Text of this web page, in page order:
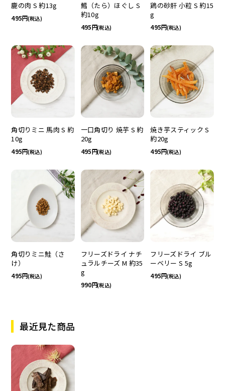
鹿の肉 S 約13g
495 (税込)
鱈（たら）ほぐし S
約10g
495 (税込)
鶏の砂肝 小粒 S 約15
g
495 (税込)
角切りミニ 馬肉 S 約
10g
495 (税込)
一口角切り 焼芋 S 約
20g
495 (税込)
焼き芋スティック S
約20g
495 (税込)
角切りミニ鮭（さ
け）
495 (税込)
フリーズドライ ナチ
ュラルチーズ M 約35
g
990 (税込)
フリーズドライ ブル
ーベリー S 5g
495 (税込)
最近見た商品